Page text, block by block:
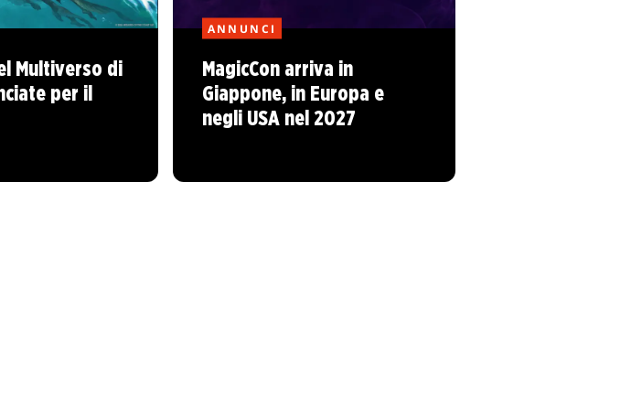
Multiverso di
per il
ANNUNCI
MagicCon arriva in
Giappone, in Europa e
negli USA nel 2027